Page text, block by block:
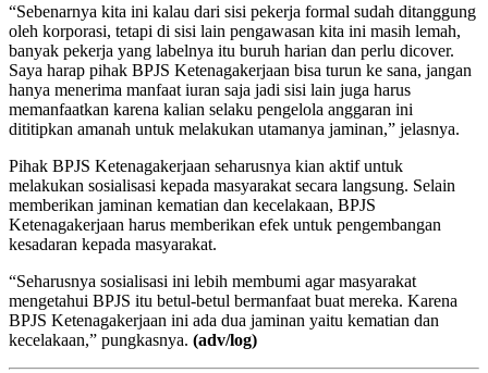
“Sebenarnya kita ini kalau dari sisi pekerja formal sudah ditanggung
oleh korporasi, tetapi di sisi lain pengawasan kita ini masih lemah,
banyak pekerja yang labelnya itu buruh harian dan perlu dicover.
Saya harap pihak BPJS Ketenagakerjaan bisa turun ke sana, jangan
hanya menerima manfaat iuran saja jadi sisi lain juga harus
memanfaatkan karena kalian selaku pengelola anggaran ini
dititipkan amanah untuk melakukan utamanya jaminan,” jelasnya.
Pihak BPJS Ketenagakerjaan seharusnya kian aktif untuk
melakukan sosialisasi kepada masyarakat secara langsung. Selain
memberikan jaminan kematian dan kecelakaan, BPJS
Ketenagakerjaan harus memberikan efek untuk pengembangan
kesadaran kepada masyarakat.
“Seharusnya sosialisasi ini lebih membumi agar masyarakat
mengetahui BPJS itu betul-betul bermanfaat buat mereka. Karena
BPJS Ketenagakerjaan ini ada dua jaminan yaitu kematian dan
kecelakaan,” pungkasnya. (adv/log)